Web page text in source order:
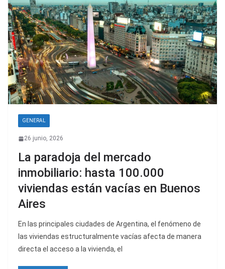
GENERAL
26 junio, 2026
La paradoja del mercado
inmobiliario: hasta 100.000
viviendas están vacías en Buenos
Aires
En las principales ciudades de Argentina, el fenómeno de
las viviendas estructuralmente vacías afecta de manera
directa el acceso a la vivienda, el